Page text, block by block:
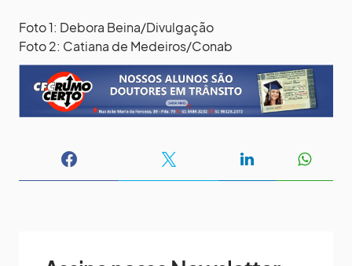
Foto 1: Debora Beina/Divulgação
Foto 2: Catiana de Medeiros/Conab